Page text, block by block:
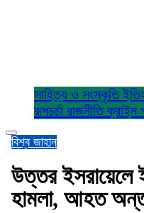
সাহিত্য ও সংস্কৃতি
রূপচর্চা রাজনীতিক্রাইম
বিশ্ব জাহান
উত্তর ইসরায়েলে
হামলা, আহত